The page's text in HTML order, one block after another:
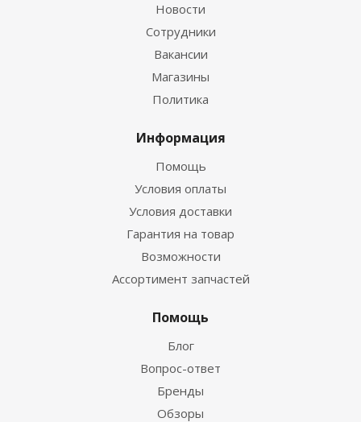
Новости
Сотрудники
Вакансии
Магазины
Политика
Информация
Помощь
Условия оплаты
Условия доставки
Гарантия на товар
Возможности
Ассортимент запчастей
Помощь
Блог
Вопрос-ответ
Бренды
Обзоры